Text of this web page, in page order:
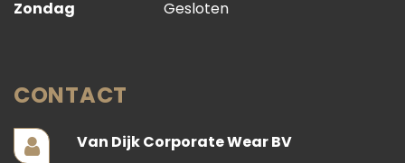
Zondag
Gesloten
CONTACT
Van Dijk Corporate Wear BV